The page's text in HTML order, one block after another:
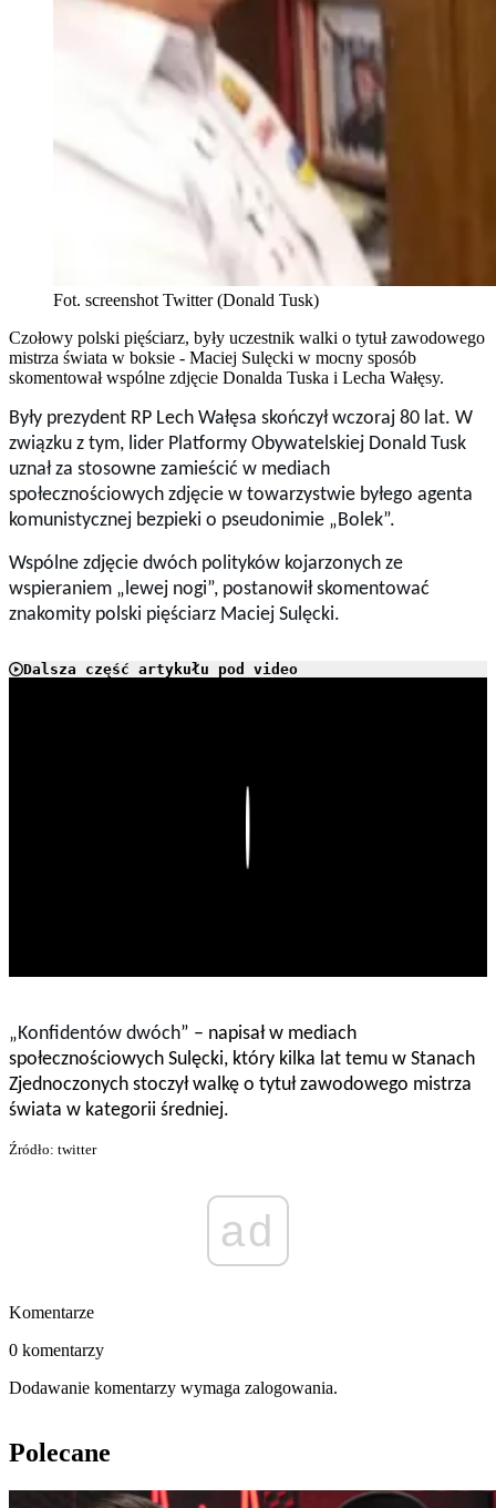
Fot. screenshot Twitter (Donald Tusk)
Czołowy polski pięściarz, były uczestnik walki o tytuł zawodowego
mistrza świata w boksie - Maciej Sulęcki w mocny sposób
skomentował wspólne zdjęcie Donalda Tuska i Lecha Wałęsy.
Były prezydent RP Lech Wałęsa skończył wczoraj 80 lat. W
związku z tym, lider Platformy Obywatelskiej Donald Tusk
uznał za stosowne zamieścić w mediach
społecznościowych zdjęcie w towarzystwie byłego agenta
komunistycznej bezpieki o pseudonimie „Bolek”.
Wspólne zdjęcie dwóch polityków kojarzonych ze
wspieraniem „lewej nogi”, postanowił skomentować
znakomity polski pięściarz Maciej Sulęcki.
Dalsza część artykułu pod video
„Konfidentów dwóch” – napisał w mediach
społecznościowych Sulęcki, który kilka lat temu w Stanach
Zjednoczonych stoczył walkę o tytuł zawodowego mistrza
świata w kategorii średniej.
Źródło: twitter
ad
Komentarze
0 komentarzy
Dodawanie komentarzy wymaga zalogowania.
Polecane